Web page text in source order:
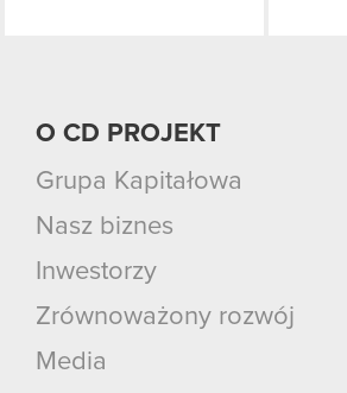
O CD PROJEKT
Grupa Kapitałowa
Nasz biznes
Inwestorzy
Zrównoważony rozwój
Media